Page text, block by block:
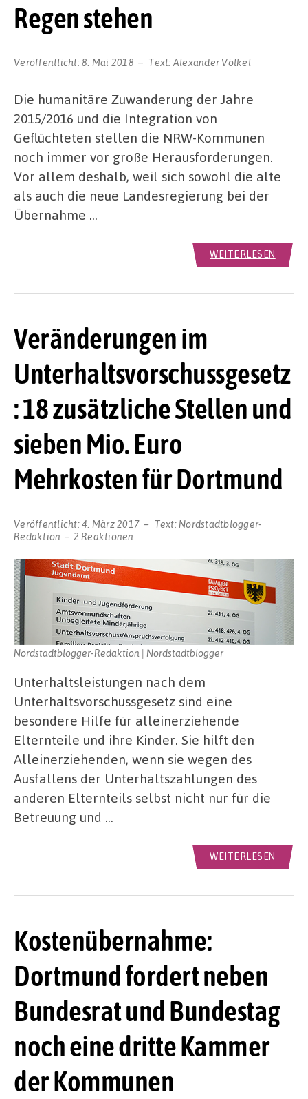
Regen stehen
Veröffentlicht:8. Mai 2018 Text: Alexander Völkel
Die humanitäre Zuwanderung der Jahre
2015/2016 und die Integration von
Geflüchteten stellen die NRW-Kommunen
noch immer vor große Herausforderungen.
Vor allem deshalb, weil sich sowohl die alte
als auch die neue Landesregierung bei der
Übernahme …
WEITERLESEN
Veränderungen im
Unterhaltsvorschussgesetz
: 18 zusätzliche Stellen und
sieben Mio. Euro
Mehrkosten für Dortmund
Veröffentlicht:4. März 2017 Text: Nordstadtblogger-
Redaktion
2 Reaktionen
Nordstadtblogger-Redaktion | Nordstadtblogger
Unterhaltsleistungen nach dem
Unterhaltsvorschussgesetz sind eine
besondere Hilfe für alleinerziehende
Elternteile und ihre Kinder. Sie hilft den
Alleinerziehenden, wenn sie wegen des
Ausfallens der Unterhaltszahlungen des
anderen Elternteils selbst nicht nur für die
Betreuung und …
WEITERLESEN
Kostenübernahme:
Dortmund fordert neben
Bundesrat und Bundestag
noch eine dritte Kammer
der Kommunen